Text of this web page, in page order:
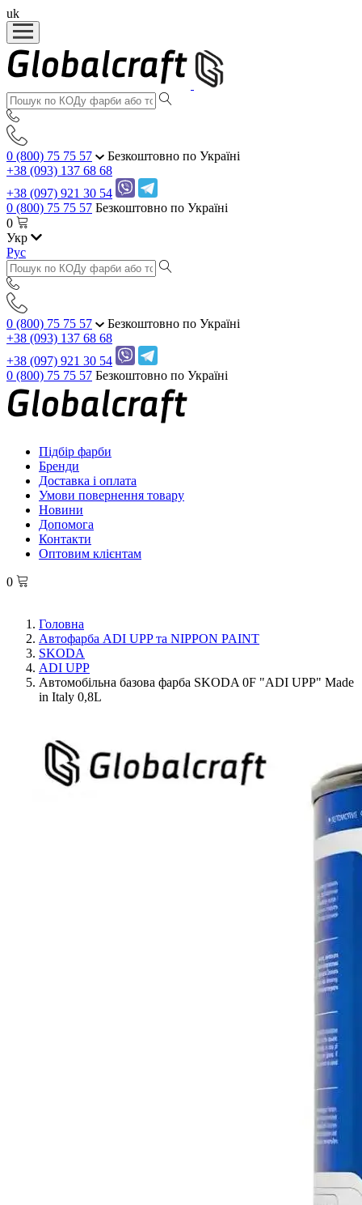
uk
0 (800) 75 75 57
Безкоштовно по Україні
+38 (093) 137 68 68
+38 (097) 921 30 54
0 (800) 75 75 57 Безкоштовно по Україні
0
Укр
Рус
0 (800) 75 75 57
Безкоштовно по Україні
+38 (093) 137 68 68
+38 (097) 921 30 54
0 (800) 75 75 57 Безкоштовно по Україні
Підбір фарби
Бренди
Доставка і оплата
Умови повернення товару
Новини
Допомога
Контакти
Оптовим клієнтам
0
Головна
Автофарба ADI UPP та NIPPON PAINT
SKODA
ADI UPP
Автомобільна базова фарба SKODA 0F "ADI UPP" Made
in Italy 0,8L